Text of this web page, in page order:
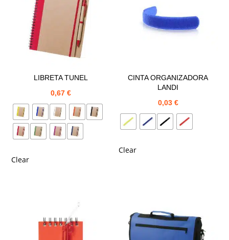
LIBRETA TUNEL
0,67€
Clear
CINTA ORGANIZADORA
LANDI
0,03 €
Clear